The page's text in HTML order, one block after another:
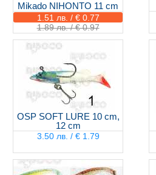
Mikado NIHONTO 11 cm
1.51 лв. / € 0.77
1.89 лв. / € 0.97
OSP SOFT LURE 10 cm,
12 cm
3.50 лв. / € 1.79